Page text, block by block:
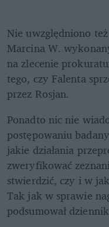
Nie uwzględniono
Marcina W.
na zlecenie
tego, czy Falenta
przez Rosjan.
Ponadto nic nie
postępowaniu
jakie działania
zweryfikować
stwierdzić, czy i w
Tak jak w sprawie
podsumował